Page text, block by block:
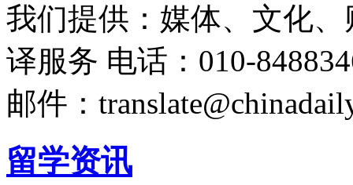
我们提供：媒体、文化
译服务 电话：010-
邮件：
留学资讯